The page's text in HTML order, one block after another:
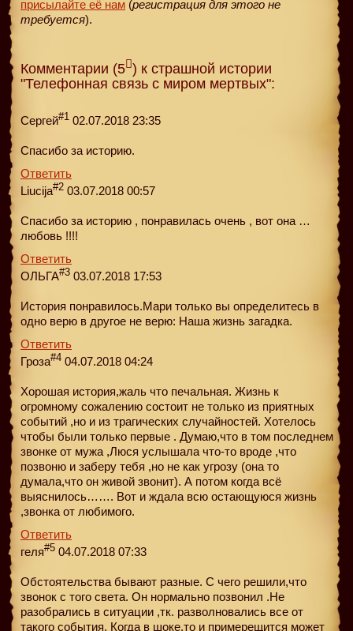
присылайте её нам (регистрация для этого не
требуется).
Комментарии (5 ) к страшной истории
"Телефонная связь с миром мертвых":
Сергей#1 02.07.2018 23:35
Спасибо за историю.
Ответить
Liucija#2 03.07.2018 00:57
Спасибо за историю , понравилась очень , вот она …
любовь !!!!
Ответить
ОЛЬГА#3 03.07.2018 17:53
История понравилось.Мари только вы определитесь в
одно верю в другое не верю: Наша жизнь загадка.
Ответить
Гроза#4 04.07.2018 04:24
Хорошая история,жаль что печальная. Жизнь к
огромному сожалению состоит не только из приятных
событий ,но и из трагических случайностей. Хотелось
чтобы были только первые . Думаю,что в том последнем
звонке от мужа ,Люся услышала что-то вроде ,что
позвоню и заберу тебя ,но не как угрозу (она то
думала,что он живой звонит). А потом когда всё
выяснилось……. Вот и ждала всю остающуюся жизнь
,звонка от любимого.
Ответить
геля#5 04.07.2018 07:33
Обстоятельства бывают разные. С чего решили,что
звонок с того света. Он нормально позвонил .Не
разобрались в ситуации ,тк. разволновались все от
такого события. Когда в шоке,то и примерещится может